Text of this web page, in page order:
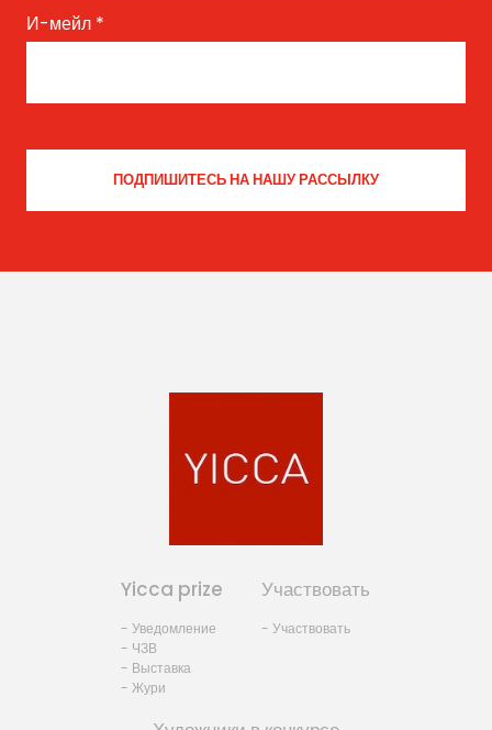
И-мейл *
Yicca prize
- Уведомление
- ЧЗВ
- Выставка
- Жури
Участвовать
- Участвовать